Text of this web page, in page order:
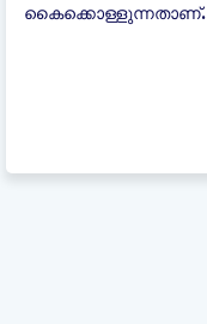
കൈക്കൊള്ളുന്നതാണ്.